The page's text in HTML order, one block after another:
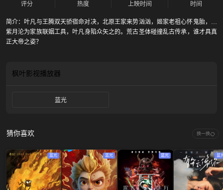
评分 热度
上映时间
时间
简介： 叶凡与王腾双天骄宿命对决，北原王家来势汹汹，姬家老祖心怀鬼胎，姬
紫月沦为家族联姻工具，叶凡身陷众矢之的。荒古圣体碰撞乱古传承，谁才具真
正大帝之姿？
枫叶影视播放器
蓝光
猜你喜欢 换一换
蓝光 蓝光 蓝光 蓝